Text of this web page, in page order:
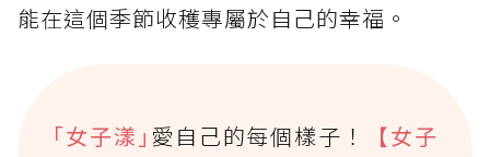
能在這個季節收穫專屬於自己的幸福。
｢女子漾｣ 愛自己的每個樣子！
【女子